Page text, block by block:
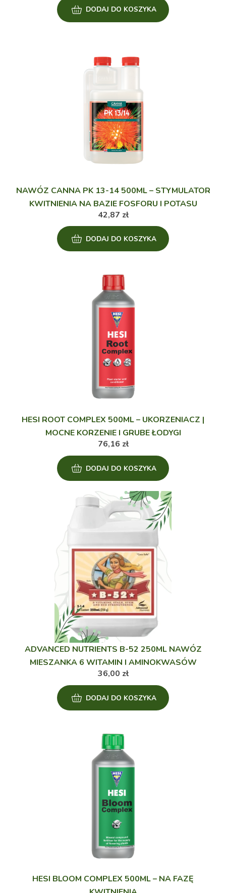
DODAJ DO KOSZYKA
NAWÓZ CANNA PK 13-14 500ML – STYMULATOR
KWITNIENIA NA BAZIE FOSFORU I POTASU
42,87 zł
DODAJ DO KOSZYKA
HESI ROOT COMPLEX 500ML – UKORZENIACZ |
MOCNE KORZENIE I GRUBE ŁODYGI
76,16 zł
DODAJ DO KOSZYKA
ADVANCED NUTRIENTS B-52 250ML NAWÓZ
MIESZANKA 6 WITAMIN I AMINOKWASÓW
36,00 zł
DODAJ DO KOSZYKA
HESI BLOOM COMPLEX 500ML – NA FAZĘ